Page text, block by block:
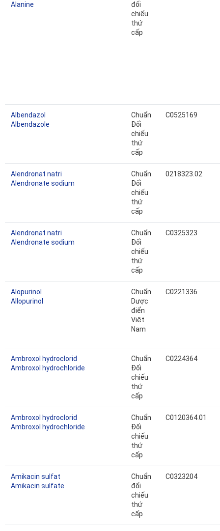
Alanine
đối
chiếu
thứ
cấp
Albendazol
Albendazole
Chuẩn
Đối
chiếu
thứ
cấp
C0525169
Alendronat natri
Alendronate sodium
Chuẩn
Đối
chiếu
thứ
cấp
0218323.02
Alendronat natri
Alendronate sodium
Chuẩn
Đối
chiếu
thứ
cấp
C0325323
Alopurinol
Allopurinol
Chuẩn
Dược
điển
Việt
Nam
C0221336
Ambroxol hydroclorid
Ambroxol hydrochloride
Chuẩn
Đối
chiếu
thứ
cấp
C0224364
Ambroxol hydroclorid
Ambroxol hydrochloride
Chuẩn
Đối
chiếu
thứ
cấp
C0120364.01
Amikacin sulfat
Amikacin sulfate
Chuẩn
đối
chiếu
thứ
cấp
C0323204